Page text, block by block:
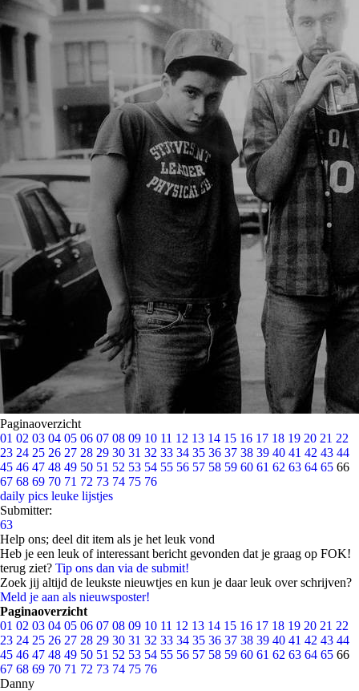
Paginaoverzicht
01 02 03 04 05 06 07 08 09 10 11 12 13 14 15 16 17 18 19 20 21 22
23 24 25 26 27 28 29 30 31 32 33 34 35 36 37 38 39 40 41 42 43 44
45 46 47 48 49 50 51 52 53 54 55 56 57 58 59 60 61 62 63 64 65 66
67 68 69 70 71 72 73 74 75 76
daily pics leuke lijstjes
Submitter:
63
Help ons; deel dit item als je het leuk vond
Heb je een leuk of interessant bericht gevonden dat je graag op FOK!
terug ziet? Tip ons dan via de submit!
Zoek jij altijd de leukste nieuwtjes en kun je daar leuk over schrijven?
Meld je aan als nieuwsposter!
Paginaoverzicht
01 02 03 04 05 06 07 08 09 10 11 12 13 14 15 16 17 18 19 20 21 22
23 24 25 26 27 28 29 30 31 32 33 34 35 36 37 38 39 40 41 42 43 44
45 46 47 48 49 50 51 52 53 54 55 56 57 58 59 60 61 62 63 64 65 66
67 68 69 70 71 72 73 74 75 76
Danny